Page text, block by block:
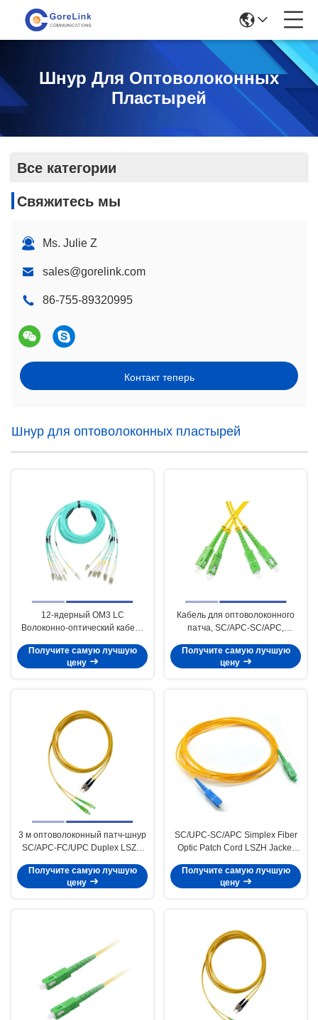
Шнур Для Оптоволоконных
Пластырей
Все категории
Свяжитесь мы
Ms. Julie Z
sales@gorelink.com
86-755-89320995
Контакт теперь
Шнур для оптоволоконных пластырей
12-ядерный OM3 LC
Волоконно-оптический кабель
Получите самую лучшую
цену
Кабель для оптоволоконного
патча, SC/APC-SC/APC,
3м, 2,0мм
Получите самую лучшую
цену
3 м оптоволоконный патч-шнур
SC/APC-FC/UPC Duplex LSZH
высокой скорости
Получите самую лучшую
цену
SC/UPC-SC/APC Simplex Fiber
Optic Patch Cord LSZH Jacket
(СПК/УПК-СК/АПК) Простые
оптоволоконные патчевые
Получите самую лучшую
цену